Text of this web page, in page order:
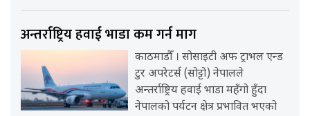
अन्तर्राष्ट्रिय हवाई भाडा कम गर्न माग
काठमाडौँ । सोसाइटी अफ ट्राभल एन्ड
टुर अपरेटर्स (सोट्टो) नेपालले
अन्तर्राष्ट्रिय हवाई भाडा महँगो हुँदा
नेपालको पर्यटन क्षेत्र प्रभावित भएको